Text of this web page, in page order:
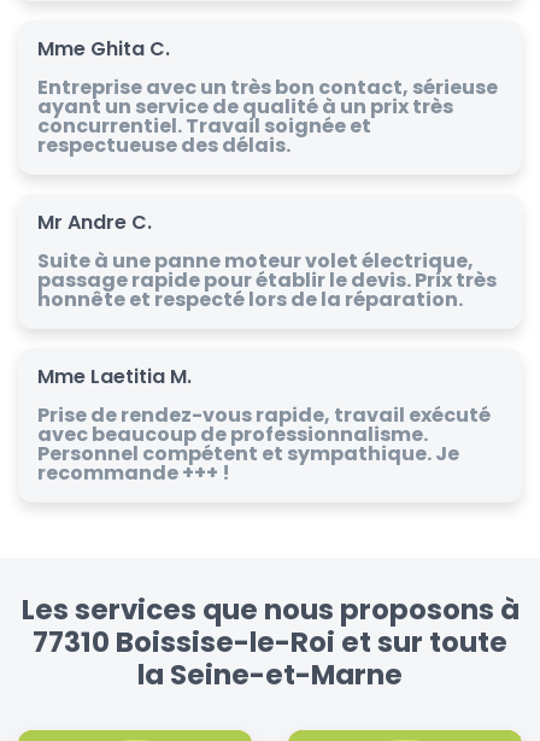
Mme Ghita C.
Entreprise avec un très bon contact, sérieuse
ayant un service de qualité à un prix très
concurrentiel. Travail soignée et
respectueuse des délais.
Mr Andre C.
Suite à une panne moteur volet électrique,
passage rapide pour établir le devis. Prix très
honnête et respecté lors de la réparation.
Mme Laetitia M.
Prise de rendez-vous rapide, travail exécuté
avec beaucoup de professionnalisme.
Personnel compétent et sympathique. Je
recommande +++ !
Les services que nous proposons à
77310 Boissise-le-Roi et sur toute
la Seine-et-Marne